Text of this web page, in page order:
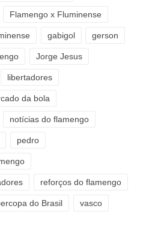
Flamengo x Fluminense
gabigol gerson
Jorge Jesus
libertadores
da bola
notícias do flamengo
pedro
reforços do flamengo
do Brasil vasco